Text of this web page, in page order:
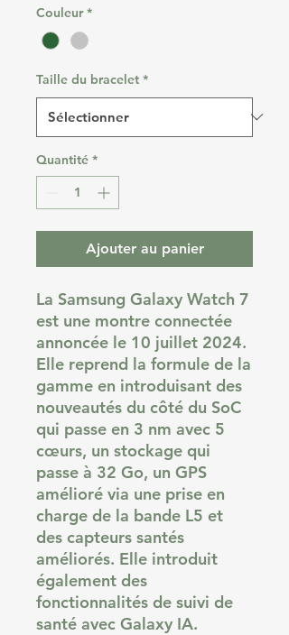
Couleur *
Taille du bracelet *
Quantité *
Ajouter au panier
La Samsung Galaxy Watch 7
est une montre connectée
annoncée le 10 juillet 2024.
Elle reprend la formule de la
gamme en introduisant des
nouveautés du côté du SoC
qui passe en 3 nm avec 5
cœurs, un stockage qui
passe à 32 Go, un GPS
amélioré via une prise en
charge de la bande L5 et
des capteurs santés
améliorés. Elle introduit
également des
fonctionnalités de suivi de
santé avec Galaxy IA.